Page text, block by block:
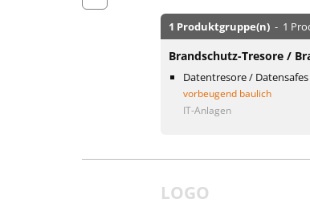
1 Produktgruppe(n)- 1
Brandschutz-Tresore /
Datentresore / Datensafes
vorbeugend baulich
IT-Anlagen
LOGO